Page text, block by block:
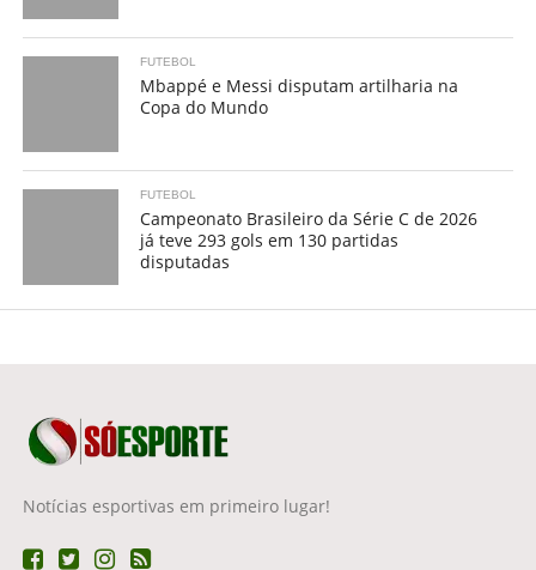
FUTEBOL
Mbappé e Messi disputam artilharia na
Copa do Mundo
FUTEBOL
Campeonato Brasileiro da Série C de 2026
já teve 293 gols em 130 partidas
disputadas
Notícias esportivas em primeiro lugar!